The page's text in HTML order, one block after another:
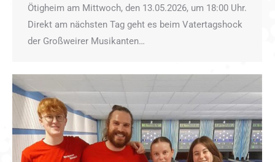
Ötigheim am Mittwoch, den 13.05.2026, um 18:00 Uhr.
Direkt am nächsten Tag geht es beim Vatertagshock
der Großweirer Musikanten…